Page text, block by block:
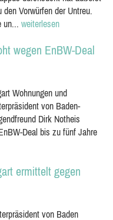
Vorwürfen der Untreu.
un... weiterlesen
wegen EnBW-Deal
Wohnungen und
von Baden-
Dirk Notheis
Deal bis zu fünf Jahre
ermittelt gegen
von Baden